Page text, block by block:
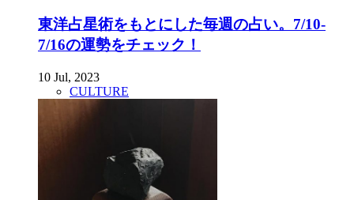
東洋占星術をもとにした毎週の占い。7/10-
7/16の運勢をチェック！
10 Jul, 2023
CULTURE